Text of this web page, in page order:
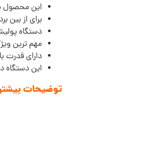
این محصول
برای از
دستگاه
مهم ترین
دارای قدرت
این دستگاه
توضیحات